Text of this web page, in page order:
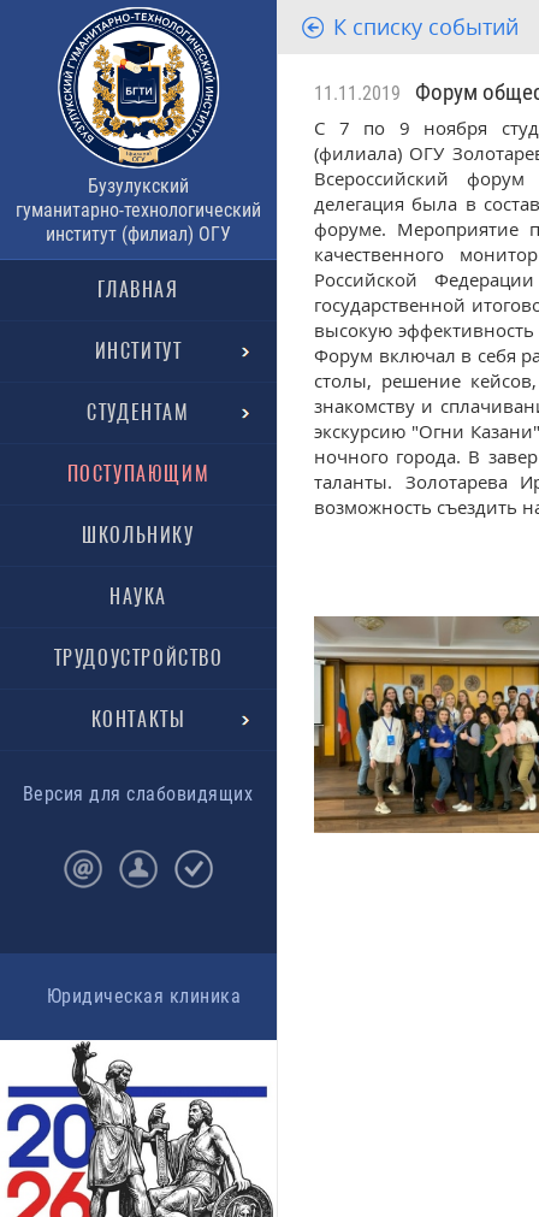
Бузулукский
гуманитарно-технологический
институт (филиал) ОГУ
ГЛАВНАЯ
ИНСТИТУТ
СТУДЕНТАМ
ПОСТУПАЮЩИМ
ШКОЛЬНИКУ
НАУКА
ТРУДОУСТРОЙСТВО
КОНТАКТЫ
Версия для слабовидящих
Юридическая клиника
К списку событий
11.11.2019 Форум
С 7 по 9 ноября
(филиала) ОГУ
Всероссийский
делегация была в
форуме. Мероприятие
качественного
Российской
государственной
высокую эффективность
Форум включал в себя
столы, решение
знакомству и
экскурсию "Огни
ночного города. В
таланты. Золотарева
возможность съездить